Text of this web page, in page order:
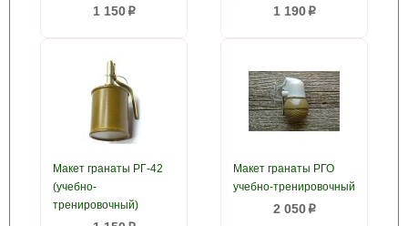
1 150p 1 190p
Макет гранаты РГ-42
(учебно-
тренировочный)
Макет гранаты РГО
учебно-тренировочный
2 050p